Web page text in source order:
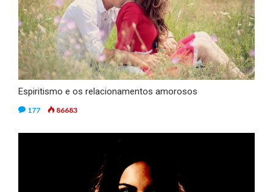
Espiritismo e os relacionamentos amorosos
177 86683